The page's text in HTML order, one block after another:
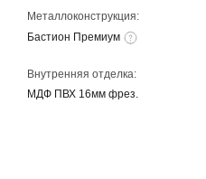
Металлоконструкция:
Бастион Премиум
Внутренняя отделка:
МДФ ПВХ 16мм фрез.